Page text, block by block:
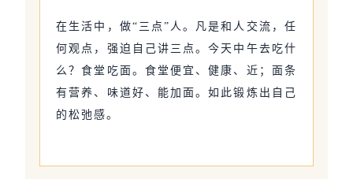
在生活中，做“三点”人。凡是和人交流，任
何观点，强迫自己讲三点。今天中午去吃什
么？食堂吃面。食堂便宜、健康、近；面条
有营养、味道好、能加面。如此锻炼出自己
的松弛感。